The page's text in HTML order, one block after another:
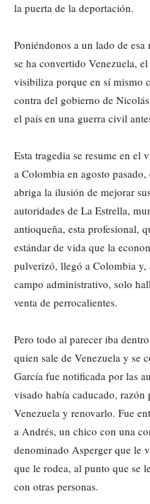
la puerta de la deportación.
Poniéndonos a un lado de
se ha convertido Venezuela,
visibiliza porque en sí mismo
contra del gobierno de
el país en una guerra civil
Esta tragedia se resume en el
a Colombia en agosto
abriga la ilusión de mejorar
autoridades de La Estrella,
antioqueña, esta profesional,
estándar de vida que la
pulverizó, llegó a Colombia
campo administrativo, solo
venta de perrocalientes.
Pero todo al parecer iba
quien sale de Venezuela y se
García fue notificada por las
visado había caducado,
Venezuela y renovarlo. Fue
a Andrés, un chico con una
denominado Asperger que le
que le rodea, al punto que se
con otras personas.